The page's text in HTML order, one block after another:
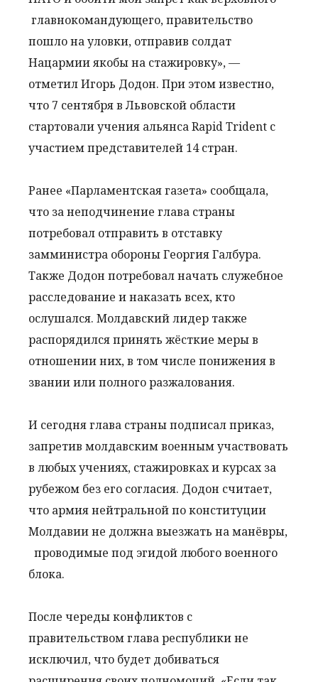
главнокомандующего, правительство
пошло на уловки, отправив солдат
Нацармии якобы на стажировку», —
отметил Игорь Додон. При этом известно,
что 7 сентября в Львовской области
стартовали учения альянса Rapid Trident с
участием представителей 14 стран.
Ранее «Парламентская газета» сообщала,
что за неподчинение глава страны
потребовал отправить в отставку
замминистра обороны Георгия Галбура.
Также Додон потребовал начать служебное
расследование и наказать всех, кто
ослушался. Молдавский лидер также
распорядился принять жёсткие меры в
отношении них, в том числе понижения в
звании или полного разжалования.
И сегодня глава страны подписал приказ,
запретив молдавским военным участвовать
в любых учениях, стажировках и курсах за
рубежом без его согласия. Додон считает,
что армия нейтральной по конституции
Молдавии не должна выезжать на манёвры,
проводимые под эгидой любого военного
блока.
После череды конфликтов с
правительством глава республики не
исключил, что будет добиваться